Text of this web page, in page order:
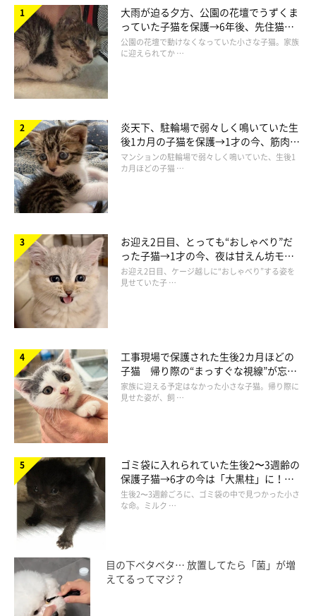
大雨が迫る夕方、公園の花壇でうずくま
っていた子猫を保護→6年後、先住猫
と“姉妹”のような関係に
公園の花壇で動けなくなっていた小さな子猫。家族
に迎えられてか …
炎天下、駐輪場で弱々しく鳴いていた生
後1カ月の子猫を保護→1才の今、筋肉質
でツンデレなコに成長
マンションの駐輪場で弱々しく鳴いていた、生後1
カ月ほどの子猫 …
お迎え2日目、とっても“おしゃべり”だ
った子猫→1才の今、夜は甘えん坊モー
ドになるコに成長！
お迎え2日目、ケージ越しに“おしゃべり”する姿を
見せていた子 …
工事現場で保護された生後2カ月ほどの
子猫 帰り際の“まっすぐな視線”が忘れ
られず、家族の一員に
家族に迎える予定はなかった小さな子猫。帰り際に
見せた姿が、飼 …
ゴミ袋に入れられていた生後2〜3週齢の
保護子猫→6才の今は「大黒柱」に！
美しい黒猫に成長した姿にグッとくる
生後2〜3週齢ごろに、ゴミ袋の中で見つかった小さ
な命。ミルク …
目の下ベタベタ… 放置してたら「菌」が増
えてるってマジ？